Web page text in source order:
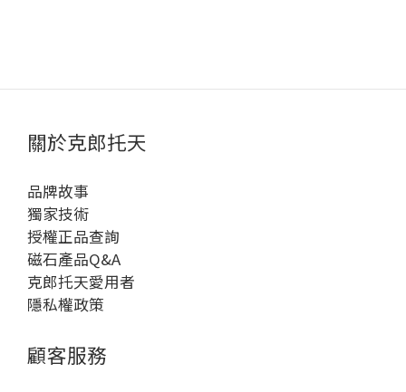
關於克郎托天
品牌故事
獨家技術
授權正品查詢
磁石產品Q&A
克郎托天愛用者
隱私權政策
顧客服務